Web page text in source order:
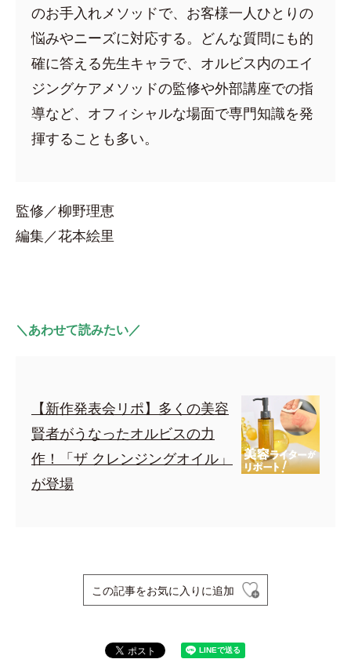
のお手入れメソッドで、お客様一人ひとりの
悩みやニーズに対応する。どんな質問にも的
確に答える先生キャラで、オルビス内のエイ
ジングケアメソッドの監修や外部講座での指
導など、オフィシャルな場面で専門知識を発
揮することも多い。
監修／柳野理恵
編集／花本絵里
＼あわせて読みたい／
【新作発表会リポ】多くの美容
賢者がうなったオルビスの力
作！「ザ クレンジングオイル」
が登場
この記事をお気に入りに追加